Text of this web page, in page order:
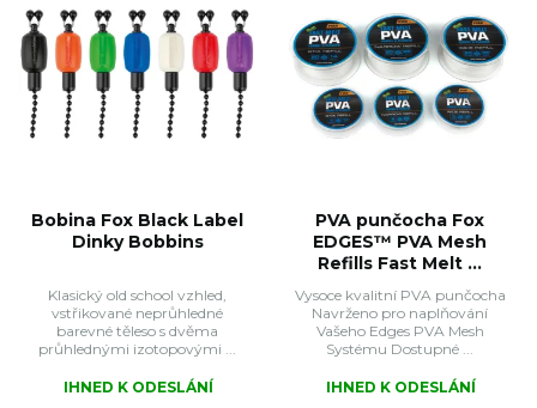
Bobina Fox Black Label
Dinky Bobbins
Klasický old school vzhled,
vstřikované neprůhledné
barevné těleso s dvěma
průhlednými izotopovými ...
IHNED K ODESLÁNÍ
PVA punčocha Fox
EDGES™ PVA Mesh
Refills Fast Melt ...
Vysoce kvalitní PVA punčocha
Navrženo pro naplňování
Vašeho Edges PVA Mesh
Systému Dostupné ...
IHNED K ODESLÁNÍ